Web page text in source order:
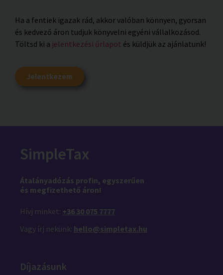
Ha a fentiek igazak rád, akkor valóban könnyen, gyorsan
és kedvező áron tudjuk könyvelni egyéni vállalkozásod.
Töltsd ki a jelentkezési űrlapot és küldjük az ajánlatunk!
Jelentkezem
SimpleTax
Átalányadózás profin, egyszerűen
és megfizethető áron!
Hívj minket: +36 30 075 7777
Vagy írj nekünk: hello@simpletax.hu
Díjazásunk